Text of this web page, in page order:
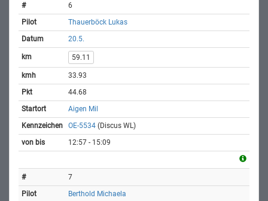
6
Thauerböck Lukas
20.5.
59.11
33.93
44.68
Aigen Mil
OE-5534 (Discus WL)
12:57 - 15:09
7
Berthold Michaela